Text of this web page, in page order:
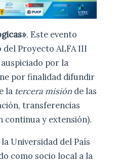
. Este evento
Proyecto ALFA III
por la
por finalidad difundir
la tercera misión de las
transferencias
continua y extensión).
Universidad del País
como socio local a la